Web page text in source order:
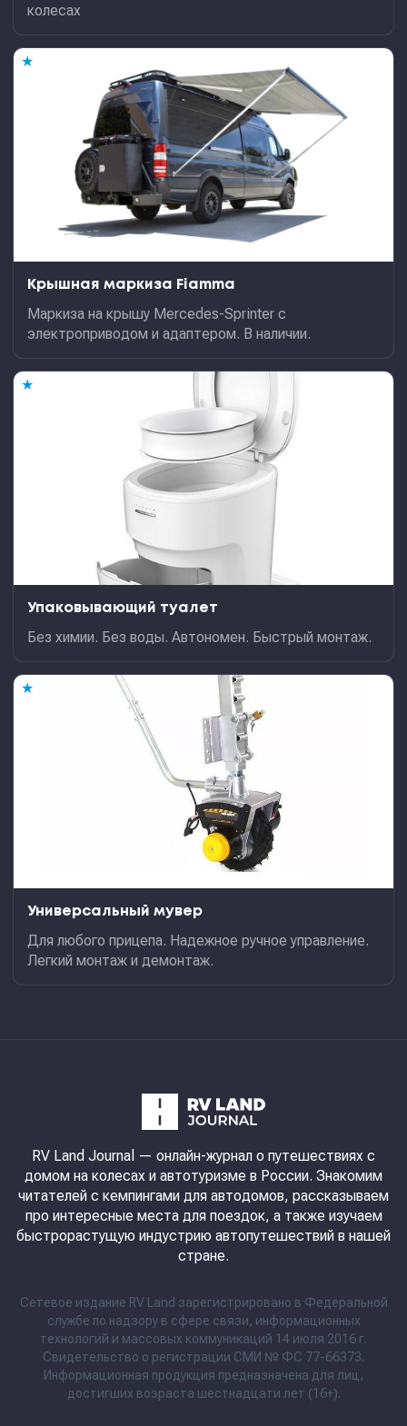
колесах
★
Крышная маркиза Fiamma
Маркиза на крышу Mercedes-Sprinter с
электроприводом и адаптером. В наличии.
★
Упаковывающий туалет
Без химии. Без воды. Автономен. Быстрый монтаж.
★
Универсальный мувер
Для любого прицепа. Надежное ручное управление.
Легкий монтаж и демонтаж.
RV Land Journal — онлайн-журнал о путешествиях с
домом на колесах и автотуризме в России. Знакомим
читателей с кемпингами для автодомов, рассказываем
про интересные места для поездок, а также изучаем
быстрорастущую индустрию автопутешествий в нашей
стране.
Сетевое издание RV Land зарегистрировано в Федеральной
службе по надзору в сфере связи, информационных
технологий и массовых коммуникаций 14 июля 2016 г.
Свидетельство о регистрации СМИ № ФС 77-66373.
Информационная продукция предназначена для лиц,
достигших возраста шестнадцати лет (16+).